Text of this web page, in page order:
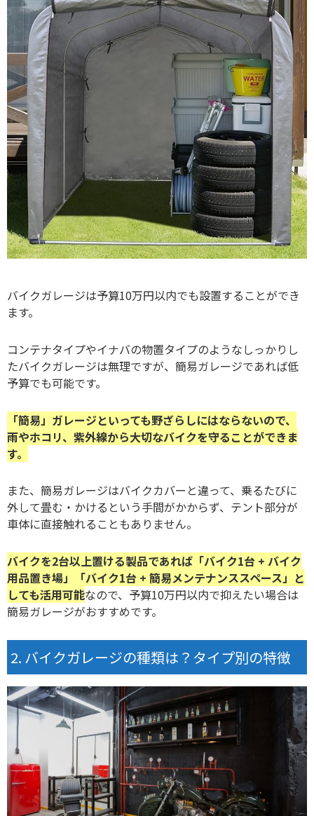
バイクガレージは予算10万円以内でも設置することができ
ます。
コンテナタイプやイナバの物置タイプのようなしっかりし
たバイクガレージは無理ですが、簡易ガレージであれば低
予算でも可能です。
「簡易」ガレージといっても野ざらしにはならないので、
雨やホコリ、紫外線から大切なバイクを守ることができま
す。
また、簡易ガレージはバイクカバーと違って、乗るたびに
外して畳む・かけるという手間がかからず、テント部分が
車体に直接触れることもありません。
バイクを2台以上置ける製品であれば「バイク1台 + バイク
用品置き場」「バイク1台 + 簡易メンテナンススペース」と
しても活用可能なので、予算10万円以内で抑えたい場合は
簡易ガレージがおすすめです。
バイクガレージの種類は？タイプ別の特徴